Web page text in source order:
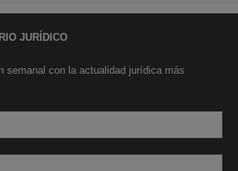
JURÍDICO
semanal con la actualidad jurídica más